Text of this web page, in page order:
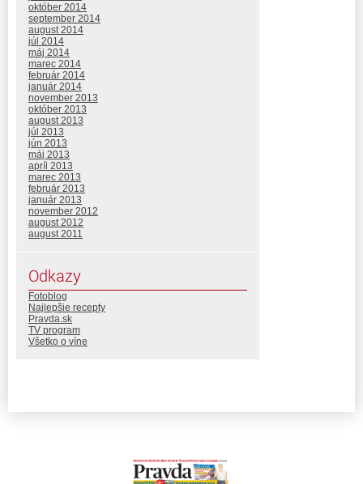
október 2014
september 2014
august 2014
júl 2014
máj 2014
marec 2014
február 2014
január 2014
november 2013
október 2013
august 2013
júl 2013
jún 2013
máj 2013
apríl 2013
marec 2013
február 2013
január 2013
november 2012
august 2012
august 2011
Odkazy
Fotoblog
Najlepšie recepty
Pravda.sk
TV program
Všetko o víne